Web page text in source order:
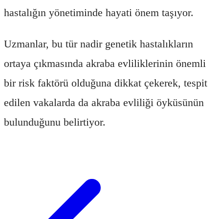
hastalığın yönetiminde hayati önem taşıyor.
Uzmanlar, bu tür nadir genetik hastalıkların
ortaya çıkmasında akraba evliliklerinin önemli
bir risk faktörü olduğuna dikkat çekerek, tespit
edilen vakalarda da akraba evliliği öyküsünün
bulunduğunu belirtiyor.